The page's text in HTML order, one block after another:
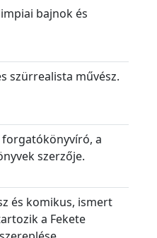
bajnok és
szürrealista művész.
a
szerzője.
és komikus, ismert
a Fekete